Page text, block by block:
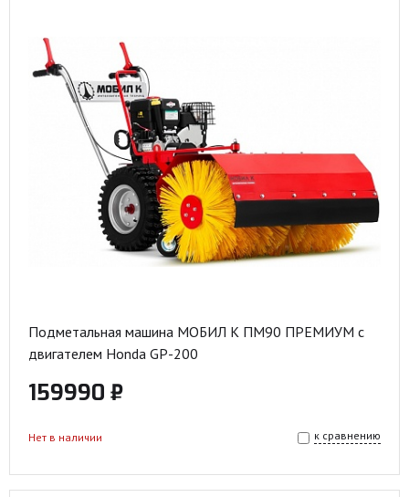
Подметальная машина МОБИЛ К ПМ90 ПРЕМИУМ с
двигателем Honda GP-200
159990 ₽
к сравнению
Нет в наличии